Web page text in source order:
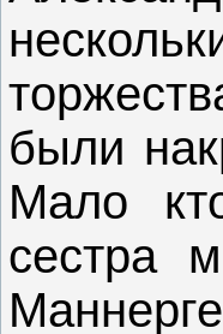
были
Мало
сестра